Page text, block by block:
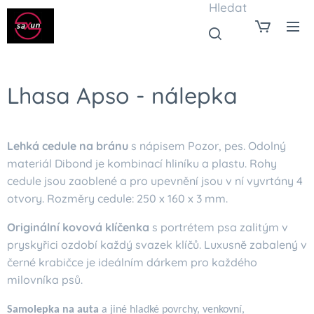
Hledat
Lhasa Apso - nálepka
Lehká cedule na bránu s nápisem Pozor, pes. Odolný
materiál Dibond je kombinací hliníku a plastu. Rohy
cedule jsou zaoblené a pro upevnění jsou v ní vyvrtány 4
otvory. Rozměry cedule: 250 x 160 x 3 mm.
Originální kovová klíčenka s portrétem psa zalitým v
pryskyřici ozdobí každý svazek klíčů. Luxusně zabalený v
černé krabičce je ideálním dárkem pro každého
milovníka psů.
Samolepka na auta a jiné hladké povrchy, venkovní,